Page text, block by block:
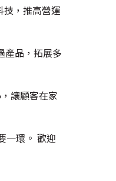
，推高營運
產品，拓展多
讓顧客在家
一環。 歡迎